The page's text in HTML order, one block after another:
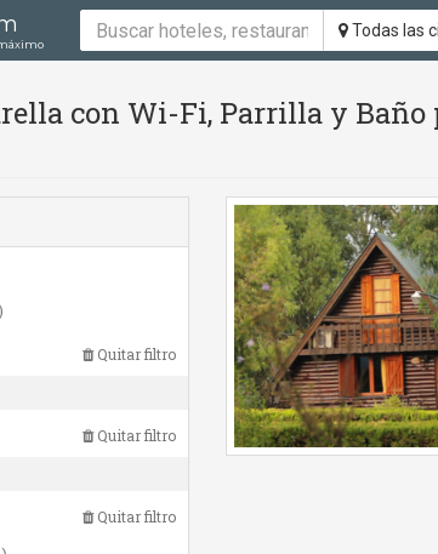
Todas las
con Wi-Fi, Parrilla y
Quitar filtro
Quitar filtro
Quitar filtro